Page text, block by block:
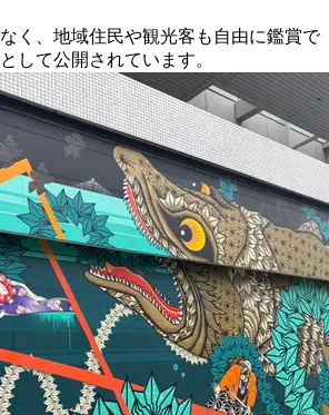
く、地域住民や観光客も自由に鑑賞で
して公開されています。